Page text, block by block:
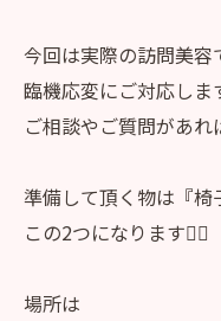
今回は実際の訪問美
臨機応変にご対応しま
ご相談やご質問があ
準備して頂く物は『椅
この2つになります🙇‍♀️
場所は